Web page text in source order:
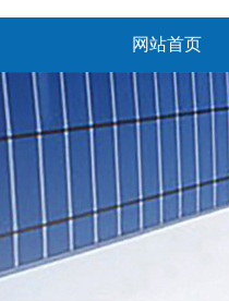
网站首页